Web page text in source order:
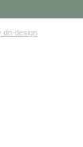
dn-design